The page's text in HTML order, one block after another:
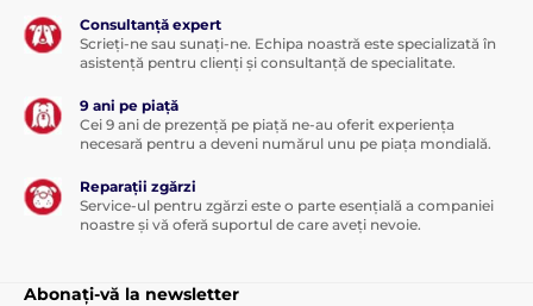
Consultanță expert
Scrieți-ne sau sunați-ne. Echipa noastră este specializată în
asistență pentru clienți și consultanță de specialitate.
9 ani pe piață
Cei 9 ani de prezență pe piață ne-au oferit experiența
necesară pentru a deveni numărul unu pe piața mondială.
Reparații zgărzi
Service-ul pentru zgărzi este o parte esențială a companiei
noastre și vă oferă suportul de care aveți nevoie.
Abonați-vă la newsletter